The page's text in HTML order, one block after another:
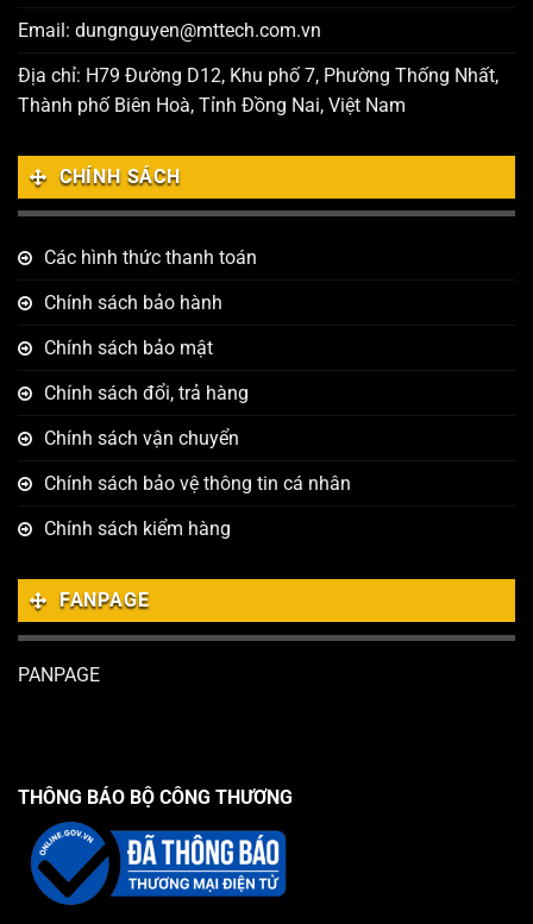
Email: dungnguyen@mttech.com.vn
Địa chỉ: H79 Đường D12, Khu phố 7, Phường Thống Nhất,
Thành phố Biên Hoà, Tỉnh Đồng Nai, Việt Nam
CHÍNH SÁCH
Các hình thức thanh toán
Chính sách bảo hành
Chính sách bảo mật
Chính sách đổi, trả hàng
Chính sách vận chuyển
Chính sách bảo vệ thông tin cá nhân
Chính sách kiểm hàng
FANPAGE
PANPAGE
THÔNG BÁO BỘ CÔNG THƯƠNG